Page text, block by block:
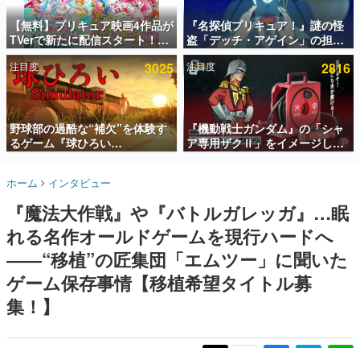
アプリセール情報
インタビュー
連載・特集一覧
殿堂入り記事
SNS拡散数が数千以上！ ページビュー数万以上！ などな
ど。多くの人々に読まれた、電ファミ渾身の“殿堂入り”記
事をまとめました。
名作ゲームクリエイターの方々に製作時のエピソードをお
きます。
赫本
この物語を解いてはいけない。『赫本』は、〈試験問題〉
の形をした短編ホラー小説集です。
【無料】プリキュア映画4作品が
TVerで新たに配信スタート！な
んと2018年～2024年の映画ほぼ
すべてが見放題に、ぶっちゃけ
ありえないラインナップ
『名探偵プリキュア！』謎の怪
盗「デッチ・アゲイン」の担当
キャストは天﨑滉平さんと判
明。『Re:ゼロから始める異世
界生活』オットー役、『ヒプノ
シスマイク』山田三郎役など
注目度 3025
野球部の過酷な“補欠”を体験す
るゲーム『球ひろい
Simulator』が「1件」のウィッ
対応しSNSで話題に。『キング
ダム・カム』開発元やチェコの
プロ野球選手から称賛の声
注目度 2816
『機動戦士ガンダム』の「シャ
ア専用ザクⅡ」をイメージした
散水ホースリールが予約開始。
ホーム インタビュー
『魔法大作戦』や『バトルガレッガ』…眠
れる名作オールドゲームを現行ハードへ
――“移植”の匠集団「エムツー」に聞いた
ゲーム保存事情【移植希望タイトル募
集！】